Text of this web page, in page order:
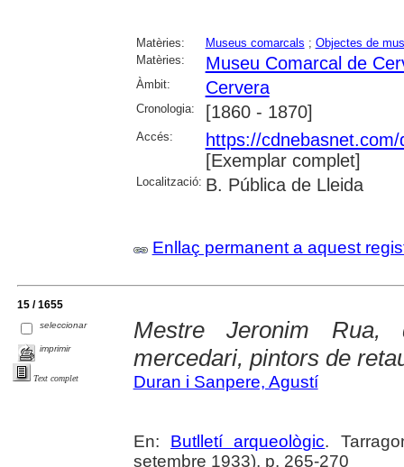
Matèries: Museus comarcals ; Objectes de
Matèries:
Museu Comarcal de
Àmbit: Cervera
Cronologia: [1860 - 1870]
Accés:
https://
[Exemplar complet]
Localització: B. Pública de Lleida
Enllaç permanent a aquest
15 / 1655
seleccionar
imprimir
Text complet
Mestre Jeronim
mercedari, pintors de
Duran i Sanpere, Agustí
En: Butlletí arqueològic.
setembre 1933), p. 265-270